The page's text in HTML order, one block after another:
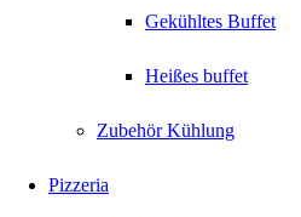
Gekühltes Buffet
Heißes buffet
Zubehör Kühlung
Pizzeria